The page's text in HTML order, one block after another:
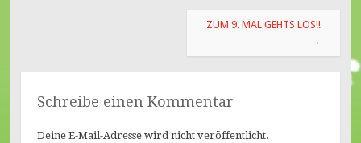
ZUM 9. MAL GEHTS LOS!!
→
Schreibe einen Kommentar
Deine E-Mail-Adresse wird nicht veröffentlicht.